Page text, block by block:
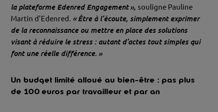
la plateforme Edenred Engagement », souligne Pauline
Martin d’Edenred. « Êtreà l’écoute, simplement exprimer
de la reconnaissance ou mettre en place des solutions
visant à réduire le stress : autant d’actes tout simples qui
font une réelle différence. »
Un budget limité alloué au bien-être : pas plus
de 100 euros par travailleur et par an